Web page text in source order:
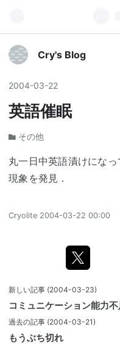
Cry's Blog
2004-03-22
英語催眠
その他
丸一日中英語漬けにな
現象を発見．
Cryolite 2004-03-22 00:00
新しい記事 (2004-03-23)
コミュニケーション能力
過去の記事 (2004-03-21)
もうぶち切れ